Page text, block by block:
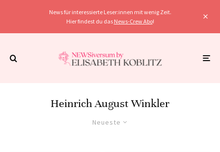
News für interessierte Leser:innen mit wenig Zeit.
Hier findest du das News-Crew Abo!
Heinrich August Winkler
Neueste